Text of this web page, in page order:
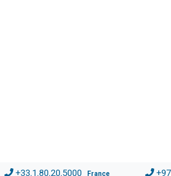
+33.1.80.20.5000 France